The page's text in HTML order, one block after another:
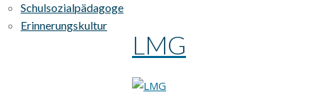
Schulsozialpädagoge
Erinnerungskultur
LMG